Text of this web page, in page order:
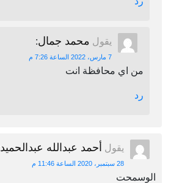
يقول محمد جمال:
7 مارس، 2022 الساعة 7:26 م
من اي محافظة انت
رد
يقول أحمد عبدالله عبدالحميد
28 سبتمبر، 2020 الساعة 11:46 م
الوسمحت